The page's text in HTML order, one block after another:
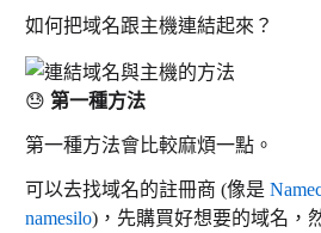
如何把域名跟主機連結起來？
😓 第一種方法
第一種方法會比較麻煩一點。
可以去找域名的註冊商 (像是
namesilo)，先購買好想要的域名，